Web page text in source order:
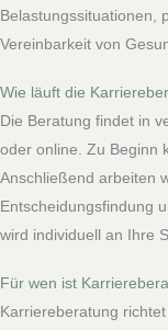
Belastungssituationen,
Vereinbarkeit von
Wie läuft die
Die Beratung findet in
oder online. Zu Beginn
Anschließend arbeiten
Entscheidungsfindung
wird individuell an Ihre
Für wen ist
Karriereberatung